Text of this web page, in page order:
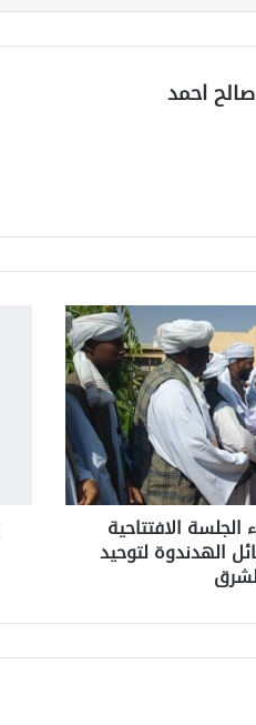
احمد
الافتتاحية
الهدندوة لتوحيد